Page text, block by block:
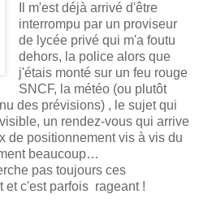
Il m'est déjà arrivé d'être
interrompu par un proviseur
de lycée privé qui m'a foutu
dehors, la police alors que
j'étais monté sur un feu rouge
SNCF, la météo (ou plutôt
des prévisions) , le sujet qui
un rendez-vous qui arrive
de positionnement vis à vis du
beaucoup…
pas toujours ces
et c'est parfois rageant !